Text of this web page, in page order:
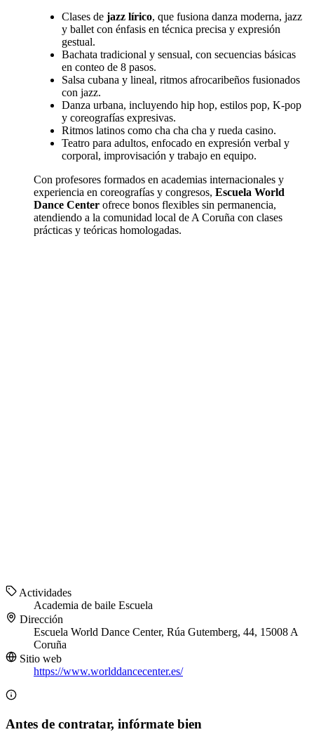
Clases de jazz lírico, que fusiona danza moderna, jazz
y ballet con énfasis en técnica precisa y expresión
gestual.
Bachata tradicional y sensual, con secuencias básicas
en conteo de 8 pasos.
Salsa cubana y lineal, ritmos afrocaribeños fusionados
con jazz.
Danza urbana, incluyendo hip hop, estilos pop, K-pop
y coreografías expresivas.
Ritmos latinos como cha cha cha y rueda casino.
Teatro para adultos, enfocado en expresión verbal y
corporal, improvisación y trabajo en equipo.
Con profesores formados en academias internacionales y
experiencia en coreografías y congresos, Escuela World
Dance Center ofrece bonos flexibles sin permanencia,
atendiendo a la comunidad local de A Coruña con clases
prácticas y teóricas homologadas.
Actividades
Academia de baile Escuela
Dirección
Escuela World Dance Center, Rúa Gutemberg, 44, 15008 A
Coruña
Sitio web
https://www.worlddancecenter.es/
Antes de contratar, infórmate bien